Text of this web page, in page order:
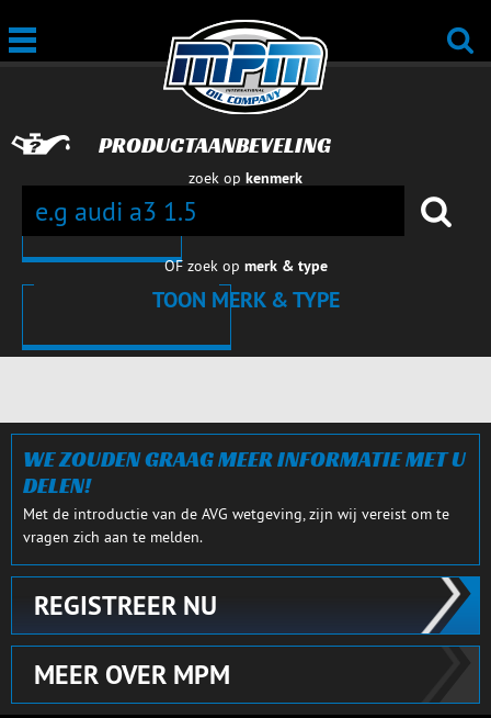
PRODUCTAANBEVELING
zoek op kenmerk
OF zoek op merk & type
TOON MERK & TYPE
WE ZOUDEN GRAAG MEER INFORMATIE MET U
DELEN!
Met de introductie van de AVG wetgeving, zijn wij vereist om te
vragen zich aan te melden.
REGISTREER NU
MEER OVER MPM